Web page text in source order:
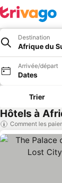
Destination
Afrique du
Arrivée/départ
Dates
Trier
Hôtels à
Comment les